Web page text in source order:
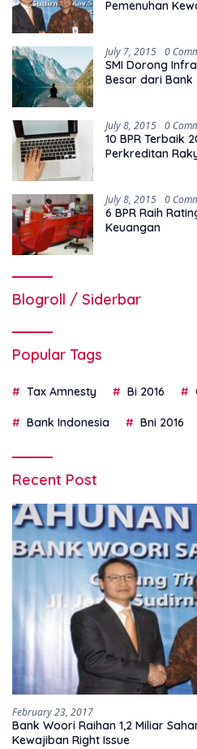
Pemenuhan
July 7, 2015 0
SMI Dorong
Besar dari Bank
July 8, 2015 0
10 BPR Terbaik
Perkreditan
July 8, 2015 0
6 BPR Raih
Keuangan
Blogroll / Siderbar
Popular Tags
Tax Amnesty Bi 2016
Bank Indonesia Bni 2016
Recent Post
February 23, 2017
Bank Woori Raihan 1,2 Miliar
Kewajiban Right Issue